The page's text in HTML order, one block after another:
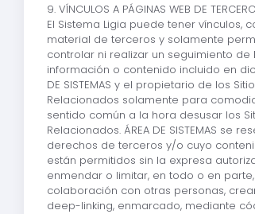
9. VÍNCULOS A PÁGINAS WEB DE
El Sistema Ligia puede tener vínculos,
material de terceros y solamente
controlar ni realizar un seguimiento
información o contenido incluido en
DE SISTEMAS y el propietario de los
Relacionados solamente para
sentido común a la hora desusar los
Relacionados. ÁREA DE SISTEMAS
derechos de terceros y/o cuyo
están permitidos sin la expresa
enmendar o limitar, en todo o en
colaboración con otras personas,
deep-linking, enmarcado, mediante